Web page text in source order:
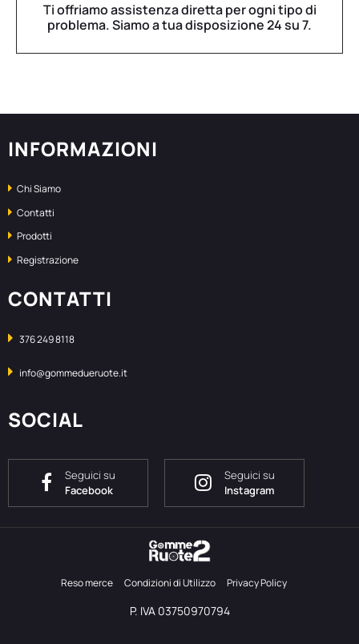
Ti offriamo assistenza diretta per ogni tipo di
problema. Siamo a tua disposizione 24 su 7.
INFORMAZIONI
Chi Siamo
Contatti
Prodotti
Registrazione
CONTATTI
376 249 8118
info@gommedueruote.it
SOCIAL
Seguici su
Facebook
Seguici su
Instagram
Reso merce Condizioni di Utilizzo Privacy Policy
P. IVA 03750970794